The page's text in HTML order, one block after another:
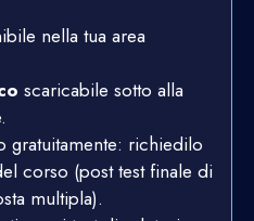
nella tua area
scaricabile sotto alla
gratuitamente: richiedilo
corso (post test finale di
multipla).